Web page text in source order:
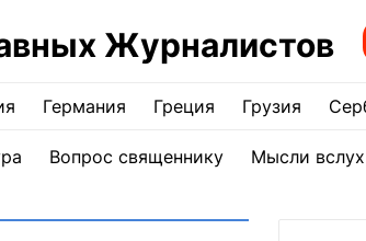
Журналистов
Германия Греция Грузия
Вопрос священнику Мысли вслух